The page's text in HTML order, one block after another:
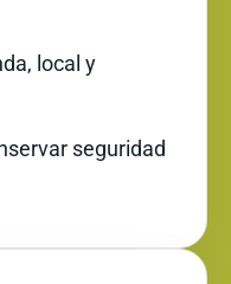
local y
seguridad